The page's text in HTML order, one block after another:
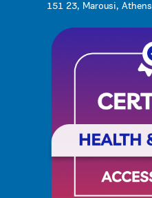
151 23, Marousi, Athens